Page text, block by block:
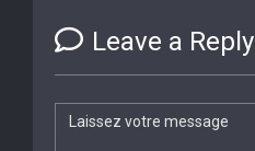
Leave a Reply